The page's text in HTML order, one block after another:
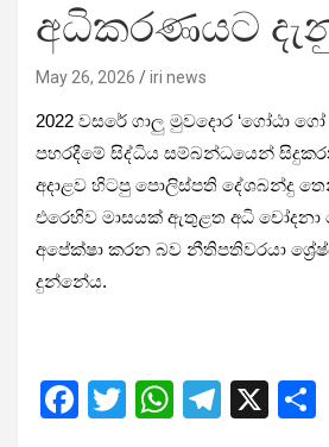
අධිකරණයට
May 26, 2026 iri news
2022 වසරේ ගාලු මුවදොර ‘ගෝඨා
පහරදීමේ සිද්ධිය සම්බන්ධයෙන්
අදාළව හිටපු පොලිස්පති දේශබන්දු
එරෙහිව මාසයක් ඇතුළත අධි
අපේක්ෂා කරන බව නීතිපතිවරයා
දුන්නේය.
F
T
W T
X